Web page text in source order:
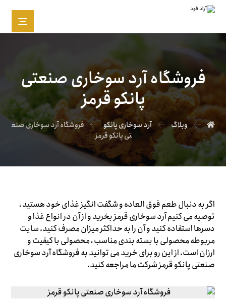
فروشگاه آرد سوخاری صنعتی
پانکو قرمز
وبلاگ آرد سوخاری پانکو
فروشگاه آرد سوخاری صنع
تی پانکو قرمز
اگر به دنبال طعم فوق العاده و شگفت انگیز غذای خود هستید ،
توصیه می کنیم آرد سوخاری قرمز بخرید و از آن در انواع غذا و
دسرها استفاده کنید و آن را به حداکثر میزان مصرف کنید. سایت
مربوطه محصولی با بسته بندی مناسب ، محصولی با کیفیت و
ارزان است. از این رو برای خرید می توانید به فروشگاه آرد سوخاری
صنعتی پانکو قرمز شرکت ما مراجعه کنید.